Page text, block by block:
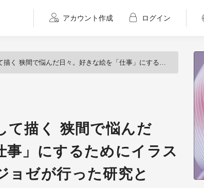
アカウント作成 ログイン
々。好きな絵を「仕事」にするためにイラストレーターしまざきジョゼが行った研究とは。
て描く 狭間で悩んだ
事」にするためにイラス
ョゼが行った研究と